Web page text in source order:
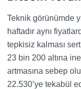
Teknik görünümde
haftadır aynı
tepkisiz kalması
23 bin 200 altına
artmasına sebep
22.530’ye tekabül